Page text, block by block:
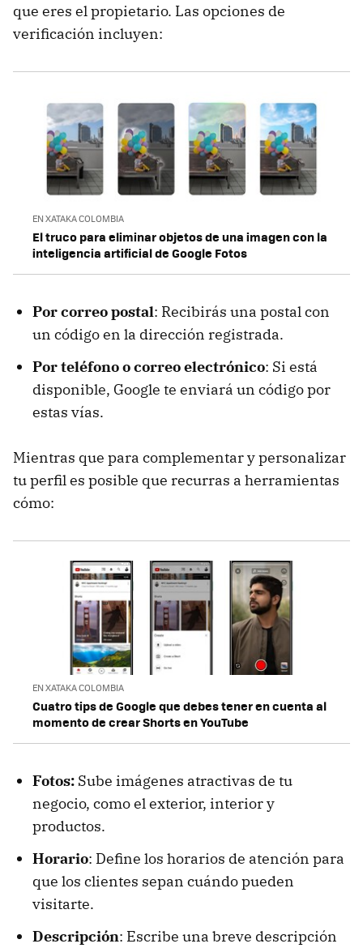
que eres el propietario. Las opciones de
verificación incluyen:
EN XATAKA COLOMBIA
El truco para eliminar objetos de una imagen con la
inteligencia artificial de Google Fotos
Por correo postal: Recibirás una postal con
un código en la dirección registrada.
Por teléfono o correo electrónico: Si está
disponible, Google te enviará un código por
estas vías.
Mientras que para complementar y personalizar
tu perfil es posible que recurras a herramientas
cómo:
EN XATAKA COLOMBIA
Cuatro tips de Google que debes tener en cuenta al
momento de crear Shorts en YouTube
Fotos: Sube imágenes atractivas de tu
negocio, como el exterior, interior y
productos.
Horario: Define los horarios de atención para
que los clientes sepan cuándo pueden
visitarte.
Descripción: Escribe una breve descripción